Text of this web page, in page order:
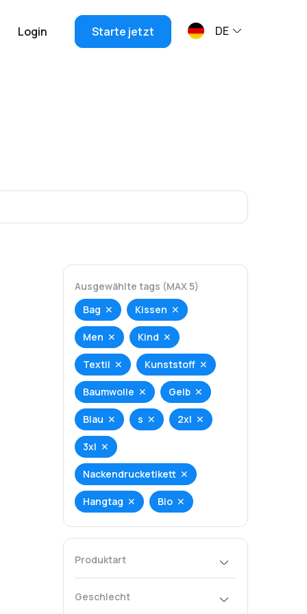
Login Starte jetzt DE
Ausgewählte tags (MAX 5)
Bag
Kissen
Men Kind
Textil Kunststoff
Baumwolle Gelb
Blau s 2xl
3xl
Nackendrucketikett
Hangtag Bio
Produktart
T-Shirt
Hoodie
Geschlecht